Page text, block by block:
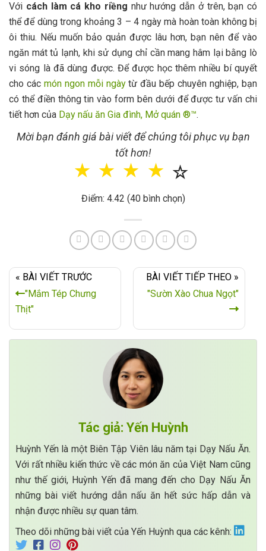
Với cách làm cá kho riềng như hướng dẫn ở trên, bạn có
thể để dùng trong khoảng 3 – 4 ngày mà hoàn toàn không bị
ôi thiu. Nếu muốn bảo quản được lâu hơn, bạn nên để vào
ngăn mát tủ lạnh, khi sử dụng chỉ cần mang hâm lại bằng lò
vi sóng là đã dùng được. Để được học thêm nhiều bí quyết
cho các món ngon mỗi ngàytừ đầu bếp chuyên nghiệp, bạn
có thể điền thông tin vào form bên dưới để được tư vấn chi
tiết hơn của Dạy nấu ăn Gia đình, Mở quán ®™.
Mời bạn đánh giá bài viết để chúng tôi phục vụ bạn
tốt hơn!
☆
☆
☆
☆
☆
Điểm: 4.42 (40 bình chọn)
« BÀI VIẾT TRƯỚC
"Mắm Tép Chưng
Thịt"
BÀI VIẾT TIẾP THEO »
"Sườn Xào Chua Ngọt"
Tác giả: Yến Huỳnh
Huỳnh Yến là một Biên Tập Viên lâu năm tại Dạy Nấu Ăn.
Với rất nhiều kiến thức về các món ăn của Việt Nam cũng
như thế giới, Huỳnh Yến đã mang đến cho Dạy Nấu Ăn
những bài viết hướng dẫn nấu ăn hết sức hấp dẫn và
nhận được nhiều sự quan tâm.
Theo dõi những bài viết của Yến Huỳnh qua các kênh: